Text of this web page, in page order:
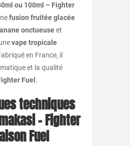
ou 100ml – Fighter
fusion fruitée glacée
onctueuseet
vape tropicale
en France, il
et la qualité
Fuel .
techniques
– Fighter
Fuel